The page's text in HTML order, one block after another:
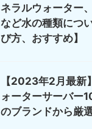
ネラルウォーター
など水の種類につ
び方、おすすめ】
【2023年2月最新
ォーターサーバー
のブランドから厳選